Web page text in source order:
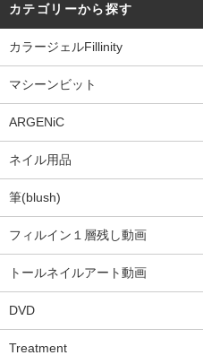
カテゴリーから探す
カラージェルFillinity
マシーンビット
ARGENiC
ネイル用品
筆(blush)
フィルイン１層残し動画
トールネイルアート動画
DVD
Treatment